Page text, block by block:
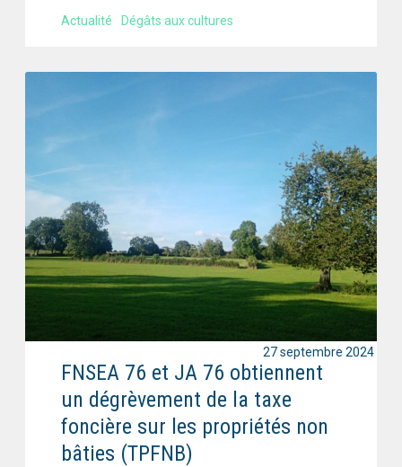
Actualité
Dégâts aux cultures
FNSEA 76 et JA 76 obtiennent
un dégrèvement de la taxe
foncière sur les propriétés non
bâties (TPFNB)
27 septembre 2024